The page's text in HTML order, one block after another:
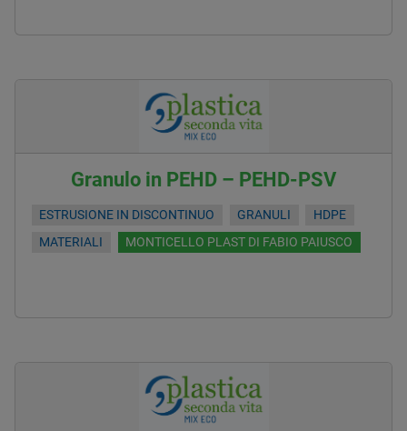
Granulo in PEHD – PEHD-PSV
ESTRUSIONE IN DISCONTINUO GRANULI
HDPE
MATERIALI
MONTICELLO PLAST DI FABIO PAIUSCO